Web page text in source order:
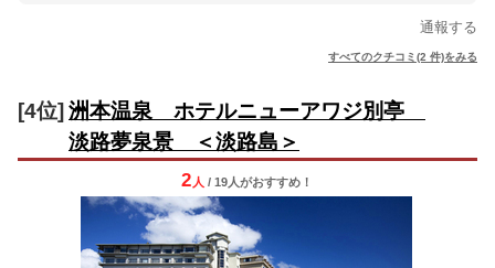
通報する
すべてのクチコミ(2 件)をみる
[4位] 洲本温泉 ホテルニューアワジ別亭
淡路夢泉景 ＜淡路島＞
2 人 / 19人がおすすめ！